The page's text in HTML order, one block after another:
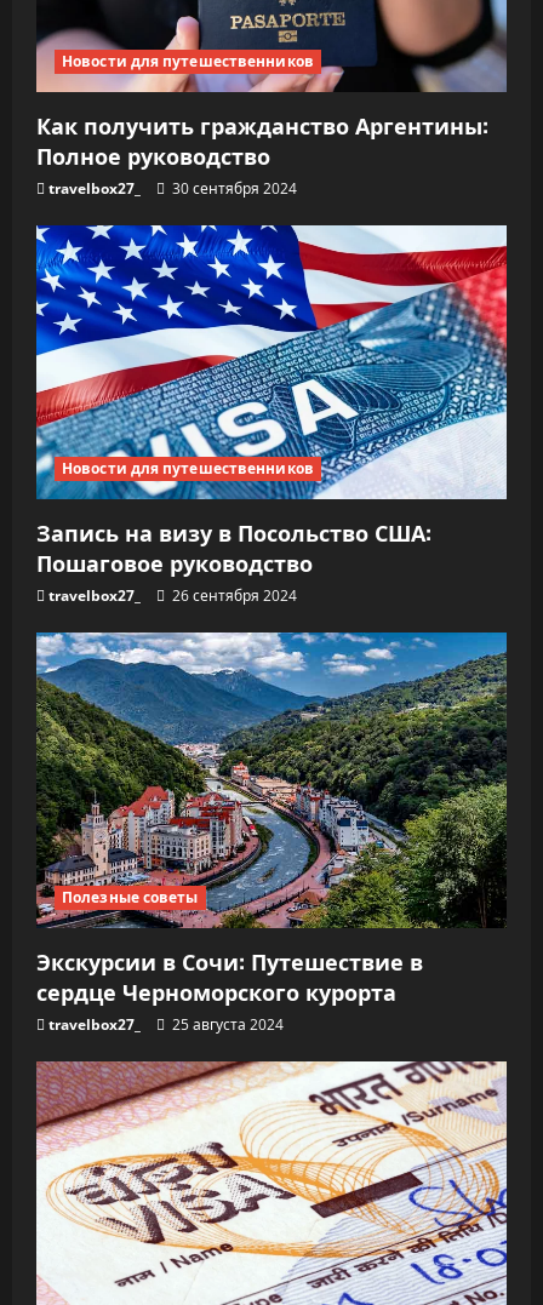
Новости для путешественников
Как получить гражданство Аргентины:
Полное руководство
travelbox27_ 30 сентября 2024
Новости для путешественников
Запись на визу в Посольство США:
Пошаговое руководство
travelbox27_ 26 сентября 2024
Полезные советы
Экскурсии в Сочи: Путешествие в
сердце Черноморского курорта
travelbox27_ 25 августа 2024